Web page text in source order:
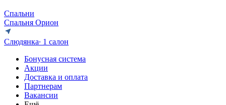
Спальни
Спальня Орион
Слюдянка∙ 1 салон
Бонусная система
Акции
Доставка и оплата
Партнерам
Вакансии